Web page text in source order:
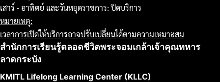
เสาร์ - อาทิตย์ และวันหยุดราชการ: ปิดบริการ
หมายเหตุ:
เวลาการเปิดให้บริการอาจปรับเปลี่ยนได้ตามความเหมาะสม
สำนักการเรียนรู้ตลอดชีวิตพระจอมเกล้าเจ้าคุณทหาร
ลาดกระบัง
KMITL Lifelong Learning Center (KLLC)